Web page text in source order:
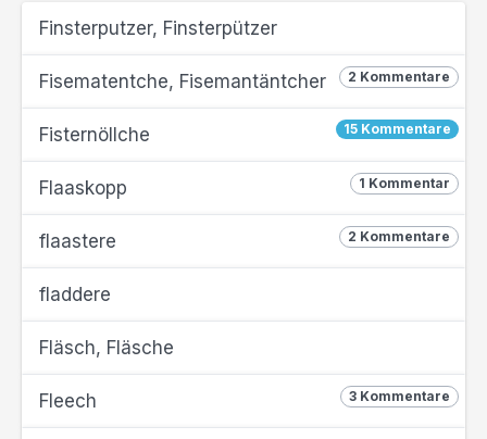
Finsterputzer, Finsterpützer
2 Kommentare
Fisematentche, Fisemantäntcher
15 Kommentare
Fisternöllche
1 Kommentar
Flaaskopp
2 Kommentare
flaastere
fladdere
Fläsch, Fläsche
3 Kommentare
Fleech